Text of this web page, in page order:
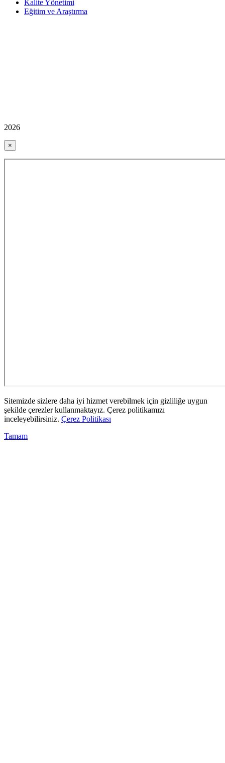
Kalite Yönetimi
Eğitim ve Araştırma
2026
×
Sitemizde sizlere daha iyi hizmet verebilmek için gizliliğe uygun
şekilde çerezler kullanmaktayız. Çerez politikamızı
inceleyebilirsiniz. Çerez Politikası
Tamam